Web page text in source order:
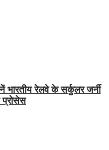
भारतीय रेलवे के सर्कुलर जर्नी